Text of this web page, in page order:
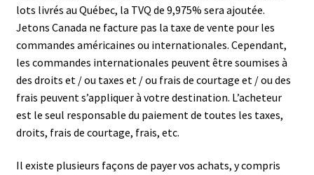
lots livrés au Québec, la TVQ de 9,975% sera ajoutée.
Jetons Canada ne facture pas la taxe de vente pour les
commandes américaines ou internationales. Cependant,
les commandes internationales peuvent être soumises à
des droits et / ou taxes et / ou frais de courtage et / ou des
frais peuvent s’appliquer à votre destination. L’acheteur
est le seul responsable du paiement de toutes les taxes,
droits, frais de courtage, frais, etc.
Il existe plusieurs façons de payer vos achats, y compris